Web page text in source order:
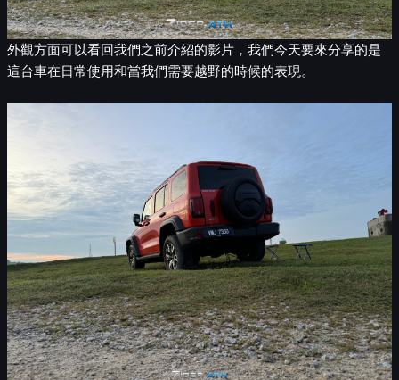
外觀方面可以看回我們之前介紹的影片，我們今天要來分享的是
這台車在日常使用和當我們需要越野的時候的表現。